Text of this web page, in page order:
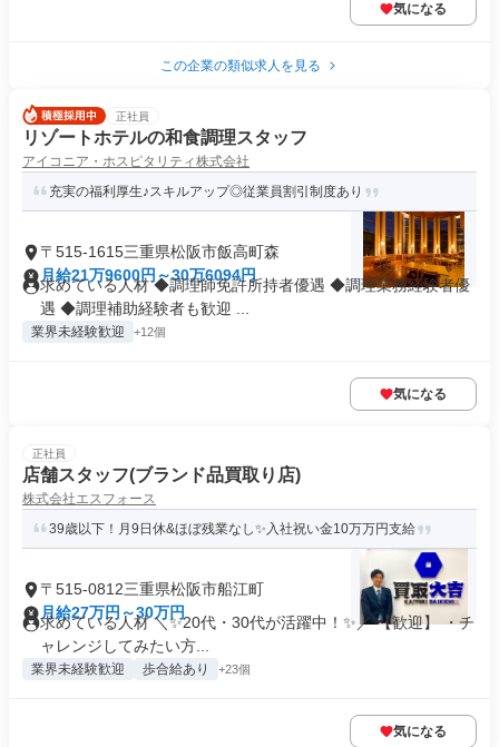
気になる
この企業の類似求人を見る
正社員
リゾートホテルの和食調理スタッフ
アイコニア・ホスピタリティ株式会社
充実の福利厚生♪スキルアップ◎従業員割引制度あり
〒515-1615三重県松阪市飯高町森
月給21万9600円～30万6094円
求めている人材 ◆調理師免許所持者優遇 ◆調理業務経験者優
遇 ◆調理補助経験者も歓迎 ...
業界未経験歓迎 +12個
気になる
正社員
店舗スタッフ(ブランド品買取り店)
株式会社エスフォース
39歳以下！月9日休&ほぼ残業なし✨入社祝い金10万万円支給
〒515-0812三重県松阪市船江町
月給27万円～30万円
求めている人材 ＼✨20代・30代が活躍中！✨／ 【歓迎】 ・チ
ャレンジしてみたい方...
業界未経験歓迎 歩合給あり +23個
気になる